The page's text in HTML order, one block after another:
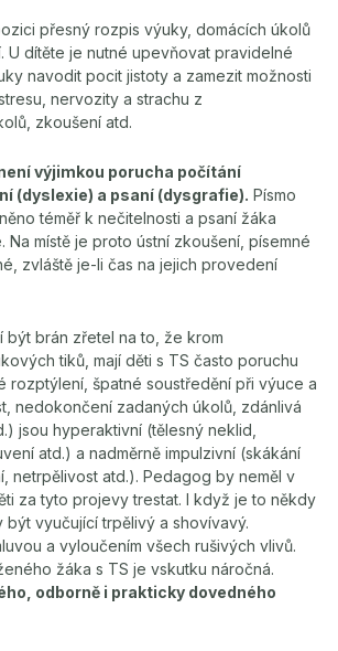
přesný rozpis výuky, domácích úkolů
U dítěte je nutné upevňovat pravidelné
navodit pocit jistoty a zamezit možnosti
nervozity a strachu z
zkoušení atd.
výjimkou porucha počítání
(dyslexie) a psaní (dysgrafie). Písmo
téměř k nečitelnosti a psaní žáka
Na místě je proto ústní zkoušení, písemné
zvláště je-li čas na jejich provedení
být brán zřetel na to, že krom
tiků, mají děti s TS často poruchu
rozptýlení, špatné soustředění při výuce a
nedokončení zadaných úkolů, zdánlivá
jsou hyperaktivní (tělesný neklid,
atd.) a nadměrně impulzivní (skákání
netrpělivost atd.). Pedagog by neměl v
za tyto projevy trestat. I když je to někdy
být vyučující trpělivý a shovívavý.
a vyloučením všech rušivých vlivů.
žáka s TS je vskutku náročná.
odborně i prakticky dovedného